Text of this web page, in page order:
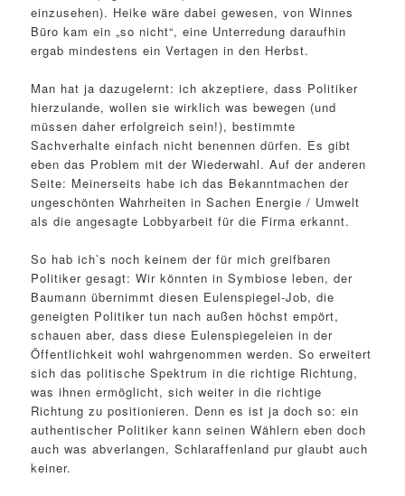
einzusehen). Heike wäre dabei gewesen, von Winnes
Büro kam ein „so nicht“, eine Unterredung daraufhin
ergab mindestens ein Vertagen in den Herbst.
Man hat ja dazugelernt: ich akzeptiere, dass Politiker
hierzulande, wollen sie wirklich was bewegen (und
müssen daher erfolgreich sein!), bestimmte
Sachverhalte einfach nicht benennen dürfen. Es gibt
eben das Problem mit der Wiederwahl. Auf der anderen
Seite: Meinerseits habe ich das Bekanntmachen der
ungeschönten Wahrheiten in Sachen Energie / Umwelt
als die angesagte Lobbyarbeit für die Firma erkannt.
So hab ich’s noch keinem der für mich greifbaren
Politiker gesagt: Wir könnten in Symbiose leben, der
Baumann übernimmt diesen Eulenspiegel-Job, die
geneigten Politiker tun nach außen höchst empört,
schauen aber, dass diese Eulenspiegeleien in der
Öffentlichkeit wohl wahrgenommen werden. So erweitert
sich das politische Spektrum in die richtige Richtung,
was ihnen ermöglicht, sich weiter in die richtige
Richtung zu positionieren. Denn es ist ja doch so: ein
authentischer Politiker kann seinen Wählern eben doch
auch was abverlangen, Schlaraffenland pur glaubt auch
keiner.